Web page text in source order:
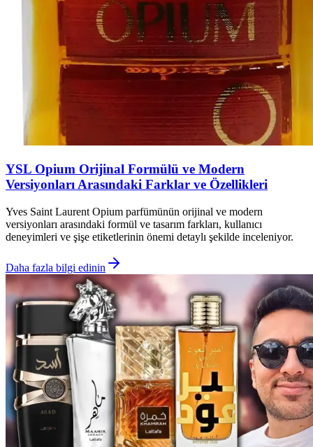
YSL Opium Orijinal Formülü ve Modern
Versiyonları Arasındaki Farklar ve Özellikleri
Yves Saint Laurent Opium parfümünün orijinal ve modern
versiyonları arasındaki formül ve tasarım farkları, kullanıcı
deneyimleri ve şişe etiketlerinin önemi detaylı şekilde inceleniyor.
Daha fazla bilgi edinin